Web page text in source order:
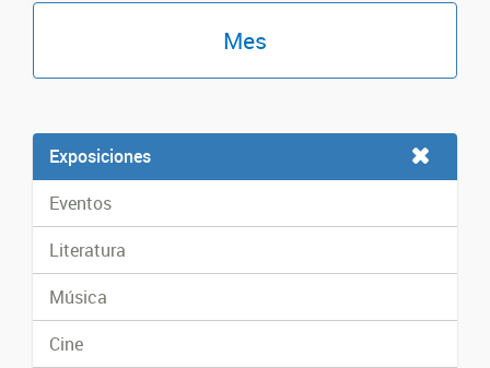
Mes
Exposiciones
Eventos
Literatura
Música
Cine